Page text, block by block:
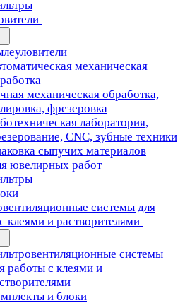
механическая
механическая обработка,
фрезеровка
лаборатория,
CNC, зубные техники
сыпучих материалов
ювелирных работ
системы для
клеями и растворителями
системы
работы с клеями и
и блоки